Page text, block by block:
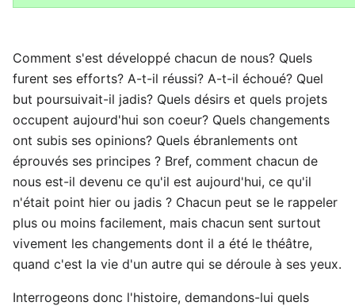
Comment s'est développé chacun de nous? Quels
furent ses efforts? A-t-il réussi? A-t-il échoué? Quel
but poursuivait-il jadis? Quels désirs et quels projets
occupent aujourd'hui son coeur? Quels changements
ont subis ses opinions? Quels ébranlements ont
éprouvés ses principes ? Bref, comment chacun de
nous est-il devenu ce qu'il est aujourd'hui, ce qu'il
n'était point hier ou jadis ? Chacun peut se le rappeler
plus ou moins facilement, mais chacun sent surtout
vivement les changements dont il a été le théâtre,
quand c'est la vie d'un autre qui se déroule à ses yeux.
Interrogeons donc l'histoire, demandons-lui quels